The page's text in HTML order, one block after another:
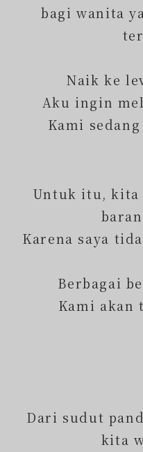
bagi wanita
Naik ke
Aku ingin
Kami
Untuk itu, kita
Karena saya
Berbagai
Kami akan
Dari sudut
kita